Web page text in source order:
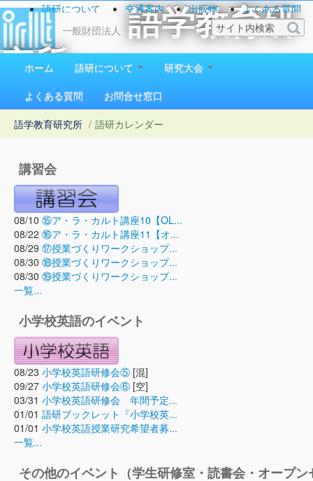
一般財団法人
語学教育研
究所
1923（大正12）年創立
語研について 交通案内 出版物
よくある質問
お問い合わせ
ホーム 語研について
研究大会
よくある質問
お問合せ窓口
語学教育研究所 / 語研カレンダー
講習会
08/10 ⑮ア・ラ・カルト講座10【OL...
08/22 ⑯ア・ラ・カルト講座11【オ...
08/29 ⑰授業づくりワークショップ...
08/30 ⑱授業づくりワークショップ...
08/30 ⑲授業づくりワークショップ...
一覧...
小学校英語のイベント
08/23 小学校英語研修会⑤ [混]
09/27 小学校英語研修会⑥ [空]
03/31 小学校英語研修会 年間予定...
01/01 語研ブックレット『小学校英...
01/01 小学校英語授業研究希望者募...
一覧...
その他のイベント（学生研修室・読書会・オープン